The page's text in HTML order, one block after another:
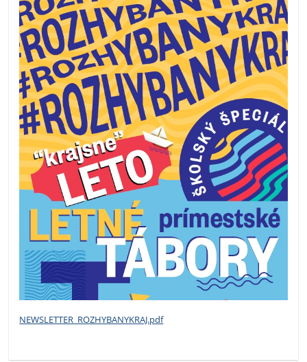
NEWSLETTER_ROZHYBANYKRAJ.pdf